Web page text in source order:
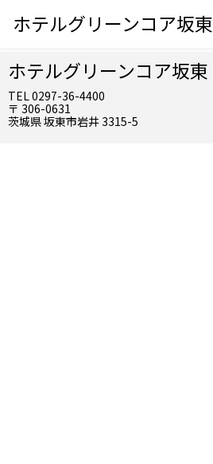
ホテルグリーンコア坂東
ホテルグリーンコア坂東
TEL 0297-36-4400
〒 306-0631
茨城県 坂東市岩井 3315-5